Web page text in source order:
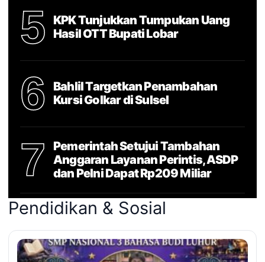
5
KPK Tunjukkan Tumpukan Uang
Hasil OTT Bupati Lobar
6
Bahlil Targetkan Penambahan
Kursi Golkar di Sulsel
7
Pemerintah Setujui Tambahan
Anggaran Layanan Perintis, ASDP
dan Pelni Dapat Rp209 Miliar
Pendidikan & Sosial